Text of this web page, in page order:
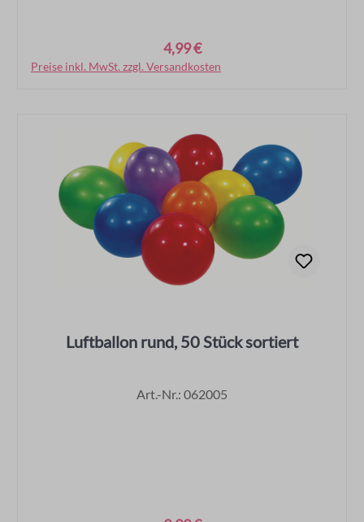
4,99 €
Preise inkl. MwSt. zzgl. Versandkosten
In den Warenkorb
Luftballon rund, 50 Stück sortiert
Art.-Nr.: 062005